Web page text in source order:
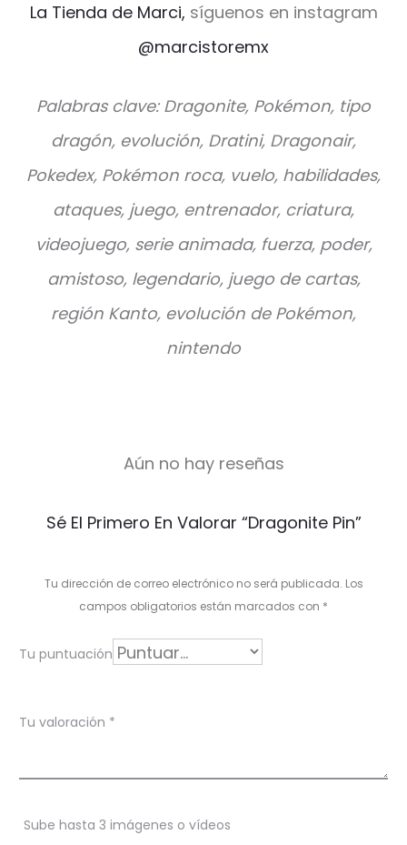
La Tienda de Marci, síguenos en instagram
@marcistoremx
Palabras clave: Dragonite, Pokémon, tipo
dragón, evolución, Dratini, Dragonair,
Pokedex, Pokémon roca, vuelo, habilidades,
ataques, juego, entrenador, criatura,
videojuego, serie animada, fuerza, poder,
amistoso, legendario, juego de cartas,
región Kanto, evolución de Pokémon,
nintendo
r
i
o
e
Aún no hay reseñas
Sé El Primero En Valorar “Dragonite Pin”
Tu dirección de correo electrónico no será publicada. Los
campos obligatorios están marcados con *
Tu puntuación
Tu valoración *
Sube hasta 3 imágenes o vídeos